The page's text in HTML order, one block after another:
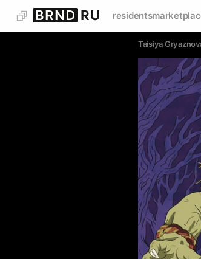
residents
Taisiya